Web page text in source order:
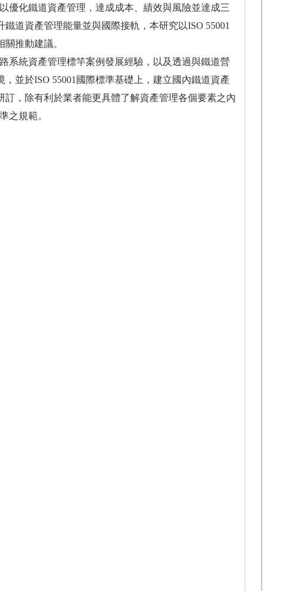
優化鐵道資產管理，達成成本、績效與風險並達成三
道資產管理能量並與國際接軌，本研究以ISO 55001
推動建議。
系統資產管理標竿案例發展經驗，以及透過與鐵道營
並於ISO 55001國際標準基礎上，建立國內鐵道資產
，除有利於業者能更具體了解資產管理各個要素之內
之規範。